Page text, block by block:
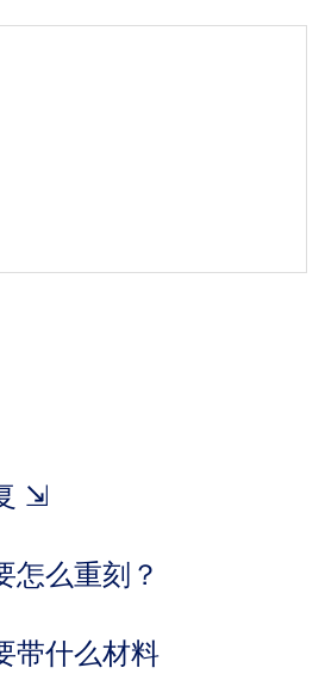
⇲
怎么重刻？
带什么材料